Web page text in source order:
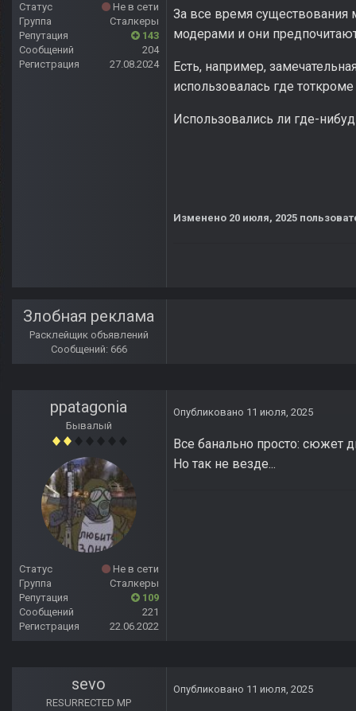
Статус
Не в сети
Группа
Сталкеры
Репутация
143
Сообщений
204
Регистрация
27.08.2024
За все время существования
модерами и они
Есть, например,
использовалась где
Использовались ли где-
Изменено 20 июля, 2025
Злобная реклама
Расклейщик объявлений
Сообщений: 666
ppatagonia
Бывалый
Статус
Не в сети
Группа
Сталкеры
Репутация
109
Сообщений
221
Регистрация
22.06.2022
Опубликовано 11 июля, 2025
Все банально просто: сюжет
Но так не везде...
sevo
RESURRECTED MP
Опубликовано 11 июля, 2025